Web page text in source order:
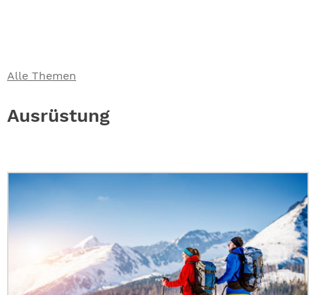
Alle Themen
Ausrüstung
ABO
NEWSLETTER
ALLE THEMEN